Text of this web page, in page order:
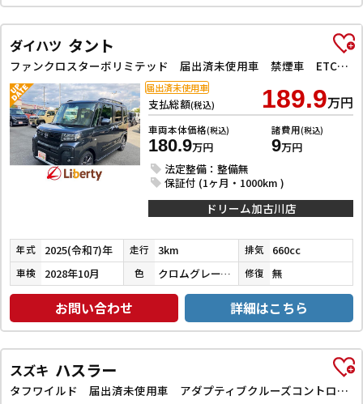
ダイハツ タント
ファンクロスターボリミテッド 届出済未使用車 禁煙車 ETC 両側電動スライドドア クリアランスソナー オートクルーズコントロール 衝突被害軽減システム オートライト LEDヘッドランプ 電動格納ミラー シートヒーター
支払総額(税込) 189.9万円
車両本体価格(税込)
180.9万円
諸費用(税込)
9万円
法定整備：整備無
保証付 (1ヶ月・1000km )
届出済未使用車
ドリーム加古川店
年式 2025(令和7)年 走行 3km 排気 660cc
車検 2028年10月 色 クロムグレーメタリック 修復 無
お問い合わせ 詳細はこちら
スズキ ハスラー
タフワイルド 届出済未使用車 アダプティブクルーズコントロール クリアランスソナー レーンアシスト 衝突被害軽減システム オートライト LEDヘッドランプ スマートキー アイドリングストップ 純正アルミホイール